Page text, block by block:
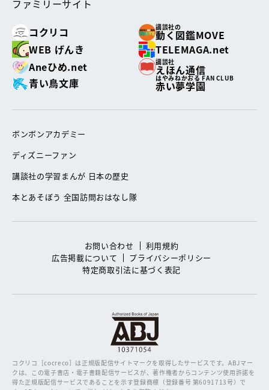
ファミリーサイト
コクリコ
講談社の
動く図鑑MOVE
WEB げんき
TELEMAGA.net
Aneひめ.net
講談社
えほん通信
青い鳥文庫
はやみねかおる FAN CLUB
赤い夢学園
ボンボンアカデミー
ディズニーファン
講談社の学習まんが 日本の歴史
本とあそぼう 全国訪問おはなし隊
お問い合わせ
利用規約
広告掲載について
プライバシーポリシー
特定商取引法に基づく表記
コクリコ［cocreco］は正規版配信サイトマークを取得したサービスです。ABJマー
クは、この電子書店・電子書籍配信サービスが、著作権者からコンテンツ使用許諾を
得た正規版配信サービスであることを示す登録商標（登録番号 第6091713号）で